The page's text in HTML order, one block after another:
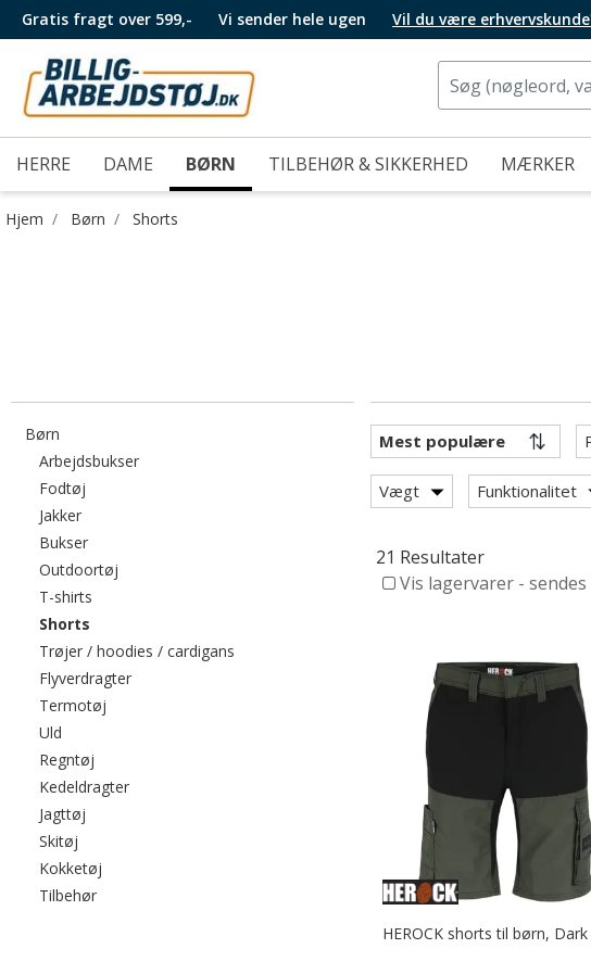
Gratis fragt over 599,- Vi sender hele ugen Vil du være
HERRE DAME BØRN TILBEHØR & SIKKERHED MÆRKER
Hjem Børn Shorts
Børn
ArbejdsbukserFiltrér efter category: Arbejdsbukser
Fodtøj
JakkerFiltrér efter category: Jakker
BukserFiltrér efter category: Bukser
Outdoortøj
T-shirts
Shorts
Trøjer / hoodies / cardigans
FlyverdragterFiltrér efter category: Flyverdragter
Termotøj
Uld
Regntøj
KedeldragterFiltrér efter category: Kedeldragter
Jagttøj
Skitøj
Kokketøj
TilbehørFiltrér efter category: Tilbehør
Vægt Funktionalitet
21 Resultater
Vis lagervarer -
HEROCK shorts til børn, Dark